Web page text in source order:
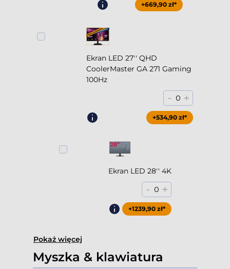
+669,90 zł*
Ekran LED 27'' QHD
CoolerMaster GA 271 Gaming
100Hz
- 0 +
+854,90 zł*
+534,90 zł*
Ekran LED 28'' 4K
- 0 +
+1239,90 zł*
Pokaż więcej
Myszka & klawiatura